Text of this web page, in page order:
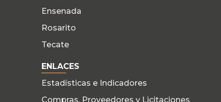
Ensenada
Rosarito
Tecate
ENLACES
Estadísticas e Indicadores
Compras, Proveedores y Licitaciones